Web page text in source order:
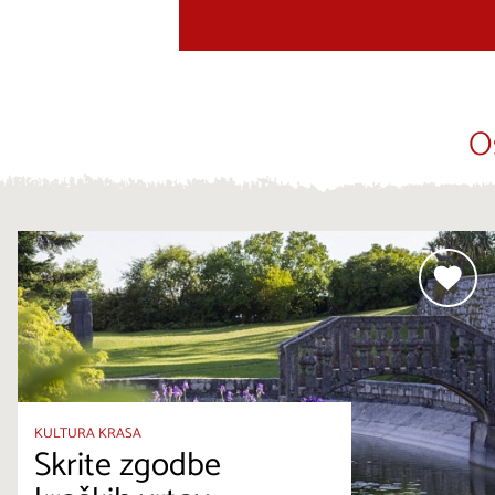
KULTURA KRASA
Skrite zgodbe